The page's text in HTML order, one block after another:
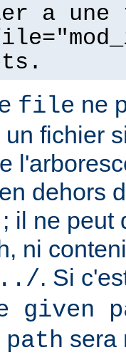
a
file ne
un fichier
dehors
il ne peut
ni
../. Si
given
sera